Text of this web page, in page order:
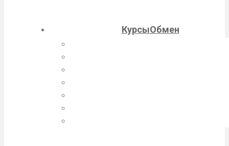
КурсыОбмен